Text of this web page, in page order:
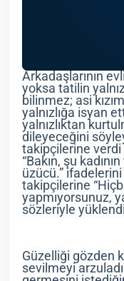
Arkadaşlarının
yoksa tatilin
bilinmez; asi
yalnızlığa isyan
yalnızlıktan
dileyeceğini
takipçilerine
“Bakın, şu
üzücü.”
takipçilerine
yapmıyorsunuz,
sözleriyle
Güzelliği gözden
sevilmeyi